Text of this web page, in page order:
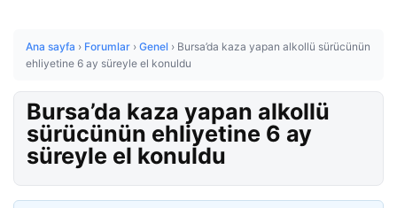
Ana sayfa › Forumlar › Genel › Bursa’da kaza yapan alkollü sürücünün
ehliyetine 6 ay süreyle el konuldu
Bursa’da kaza yapan alkollü
sürücünün ehliyetine 6 ay
süreyle el konuldu